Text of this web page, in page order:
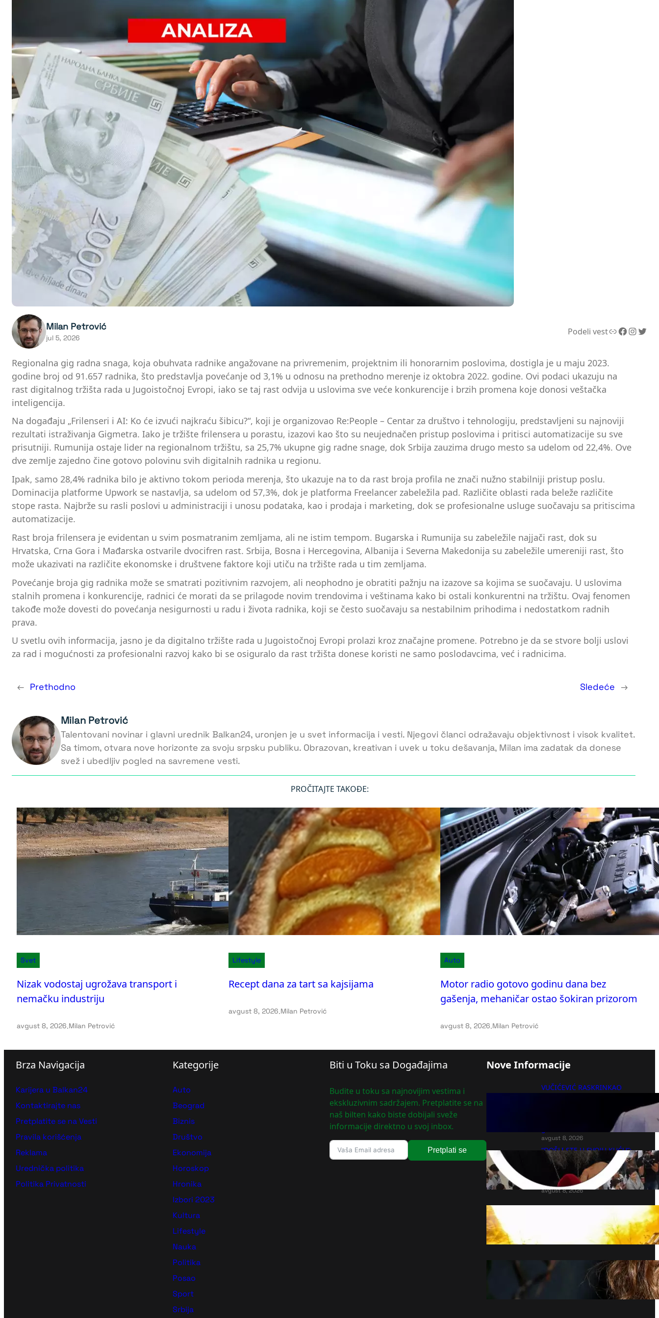
Milan Petrović
jul 5, 2026
Podeli vestLink Facebook InstagramTwitter
Regionalna gig radna snaga, koja obuhvata radnike angažovane na privremenim, projektnim ili honorarnim poslovima, dostigla je u maju 2023.
godine broj od 91.657 radnika, što predstavlja povećanje od 3,1% u odnosu na prethodno merenje iz oktobra 2022. godine. Ovi podaci ukazuju na
rast digitalnog tržišta rada u Jugoistočnoj Evropi, iako se taj rast odvija u uslovima sve veće konkurencije i brzih promena koje donosi veštačka
inteligencija.
Na događaju „Frilenseri i AI: Ko će izvući najkraću šibicu?“, koji je organizovao Re:People – Centar za društvo i tehnologiju, predstavljeni su najnoviji
rezultati istraživanja Gigmetra. Iako je tržište frilensera u porastu, izazovi kao što su neujednačen pristup poslovima i pritisci automatizacije su sve
prisutniji. Rumunija ostaje lider na regionalnom tržištu, sa 25,7% ukupne gig radne snage, dok Srbija zauzima drugo mesto sa udelom od 22,4%. Ove
dve zemlje zajedno čine gotovo polovinu svih digitalnih radnika u regionu.
Ipak, samo 28,4% radnika bilo je aktivno tokom perioda merenja, što ukazuje na to da rast broja profila ne znači nužno stabilniji pristup poslu.
Dominacija platforme Upwork se nastavlja, sa udelom od 57,3%, dok je platforma Freelancer zabeležila pad. Različite oblasti rada beleže različite
stope rasta. Najbrže su rasli poslovi u administraciji i unosu podataka, kao i prodaja i marketing, dok se profesionalne usluge suočavaju sa pritiscima
automatizacije.
Rast broja frilensera je evidentan u svim posmatranim zemljama, ali ne istim tempom. Bugarska i Rumunija su zabeležile najjači rast, dok su
Hrvatska, Crna Gora i Mađarska ostvarile dvocifren rast. Srbija, Bosna i Hercegovina, Albanija i Severna Makedonija su zabeležile umereniji rast, što
može ukazivati na različite ekonomske i društvene faktore koji utiču na tržište rada u tim zemljama.
Povećanje broja gig radnika može se smatrati pozitivnim razvojem, ali neophodno je obratiti pažnju na izazove sa kojima se suočavaju. U uslovima
stalnih promena i konkurencije, radnici će morati da se prilagode novim trendovima i veštinama kako bi ostali konkurentni na tržištu. Ovaj fenomen
takođe može dovesti do povećanja nesigurnosti u radu i života radnika, koji se često suočavaju sa nestabilnim prihodima i nedostatkom radnih
prava.
U svetlu ovih informacija, jasno je da digitalno tržište rada u Jugoistočnoj Evropi prolazi kroz značajne promene. Potrebno je da se stvore bolji uslovi
za rad i mogućnosti za profesionalni razvoj kako bi se osiguralo da rast tržišta donese koristi ne samo poslodavcima, već i radnicima.
← Prethodno Sledeće →
Milan Petrović
Talentovani novinar i glavni urednik Balkan24, uronjen je u svet informacija i vesti. Njegovi članci odražavaju objektivnost i visok kvalitet.
Sa timom, otvara nove horizonte za svoju srpsku publiku. Obrazovan, kreativan i uvek u toku dešavanja, Milan ima zadatak da donese
svež i ubedljiv pogled na savremene vesti.
PROČITAJTE TAKOĐE:
Svet
Nizak vodostaj ugrožava transport i
nemačku industriju
avgust 8, 2026.Milan Petrović
Lifestyle
Recept dana za tart sa kajsijama
avgust 8, 2026.Milan Petrović
Auto
Motor radio gotovo godinu dana bez
gašenja, mehaničar ostao šokiran prizorom
avgust 8, 2026.Milan Petrović
Brza Navigacija
Karijera u Balkan24
Kontaktirajte nas
Pretplatite se na Vesti
Pravila korišćenja
Reklama
Urednička politika
Politika Privatnosti
Kategorije
Auto
Beograd
Biznis
Društvo
Ekonomija
Horoskop
Hronika
Izbori 2023
Kultura
Lifestyle
Nauka
Politika
Posao
Sport
Srbija
Biti u Toku sa Događajima
Budite u toku sa najnovijim vestima i
ekskluzivnim sadržajem. Pretplatite se na
naš bilten kako biste dobijali sveže
informacije direktno u svoj inbox.
Pretplati se
Nove Informacije
VUČIĆEVIĆ RASKRINKAO
Nemanje Vidića: Evo zašto su
avgust 8, 2026
“DOŠLI STE U SVOJU KUĆU”:
Reči patrijarha Porfirija dirnule
srpsku decu koja su stigla iz
celog sveta (FOTO)
avgust 8, 2026
njihove rakete nemoćne protiv
Hale Beri u upečatljivoj plavoj
satenskoj haljini na Fidžiju